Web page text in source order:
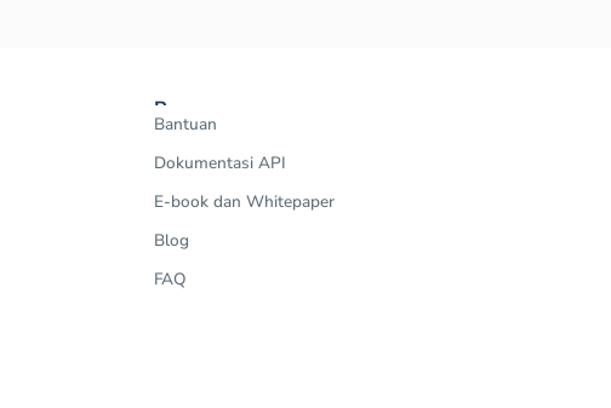
Resources
Bantuan
Dokumentasi API
E-book dan Whitepaper
Blog
FAQ